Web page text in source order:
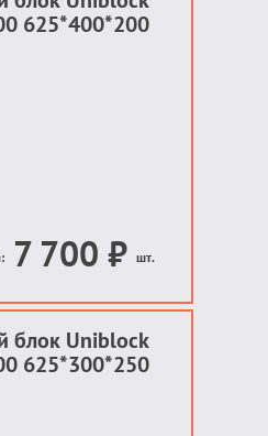
625*400*200
7 700 ₽ шт.
блок Uniblock
625*300*250